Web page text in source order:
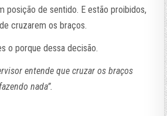
posição de sentido. E estão proibidos,
cruzarem os braços.
o porque dessa decisão.
entende que cruzar os braços
nada”.